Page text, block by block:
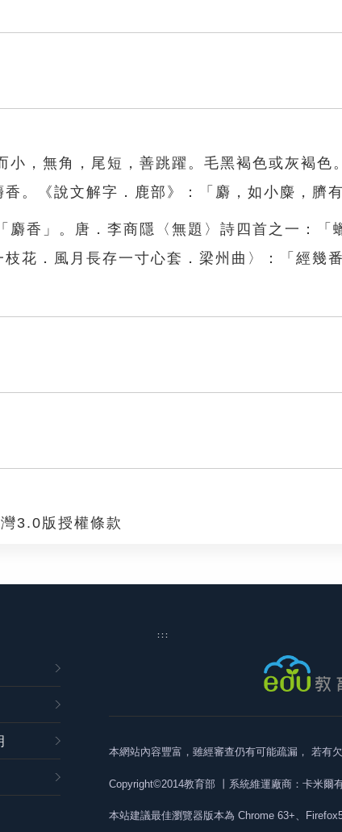
，無角，尾短，善跳躍。毛黑褐色或灰褐色
。《說文解字．鹿部》：「麝，如小麋，臍有
香」。唐．李商隱〈無題〉詩四首之一：「
花．風月長存一寸心套．梁州曲〉：「經幾
3.0版授權條款
:::
本網站內容豐富，雖經審查仍有可能疏漏， 若有
Copyright©2014教育部 丨系統維運廠商：卡米爾
本站建議最佳瀏覽器版本為 Chrome 63+、